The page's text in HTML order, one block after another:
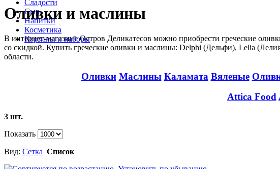
Cладости
Сыр
Напитки
Косметика
Корзины и наборы
Оливки и маслины
В интернет-магазине Остров Деликатесов можно приобрести греческие
со скидкой. Купить греческие оливки и маслины: Delphi (Дельфи), Lelia
области.
Оливки Маслины Каламата Вяленые
Attica Food
3 шт.
Показать
Вид: Сетка Список